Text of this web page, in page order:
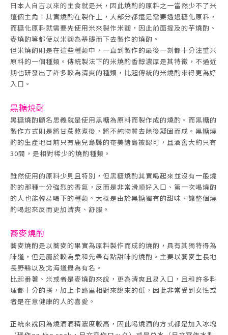
日本人自古以來的主食就是米，因此燒酌的原料之一當然少不了米
這個主角！其實燒酌在製作上，大部分都還是需要透過糖化原料，
而糖化原料就需要先使用米來製作米麴，因此前面提及的芋燒酌、
麥燒酌等都使以米麴為基礎而下去製作的燒酌。
但米燒酌則是在這些種類中，一直到製作的最後一刻都十分注重米
原料的一個種類。傳統製法下的米燒酌香醇濃厚是其特徵，不過近
期也研發出了許多較為清爽的種類，比起傳統的米燒酌來得更為好
入口。
黒糖焼酎
黑糖燒酌顧名思義就是使用黑糖為原料而製作成的燒酌。而黑糖的
製作方式則是將甘蔗熬煮後，將不純物質去除後凝固而成。黑糖燒
酌的生產地目前只有鹿兒島縣的奄美諸島被認可，且酒窖大約只有
30間，是相對稀少的燒酌種類。
雖然使用的原料少見且特別，但黑糖燒酌其實喝起來並沒有一般燒
酌的那種十分強烈的香氣，反而是非常滑順好入口、第一次喝燒酌
的人也能輕易喝下的種類。大概是由於黑糖獨有的甜味、讓整個燒
酌喝起來反而更加清爽、舒服。
蕎麥燒酌
蕎麥燒酌是以蕎麥的果實為原料製作而成的燒酌，具有其獨特得為
味道，但是屬於較為柔和先帶有點甜味的燒酌。主要以蕎麥生長地
長野縣以及北海道最為有名。
比起番薯、米或者是麥燒酌來說，更為清爽且易入口，且和許多料
理都十分的搭，加上卡路里相對來說來的低，因此非常受到女性或
者是在意健康的人的喜愛。
正統來說因為燒酒酒精濃度較高，因此喝燒酒的方式都是加入冰塊